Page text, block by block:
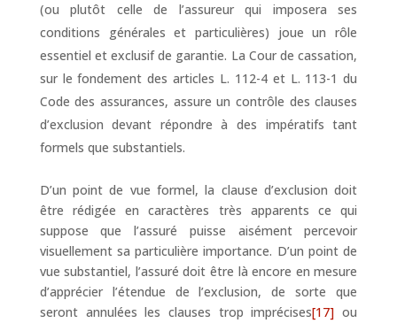
(ou plutôt celle de l’assureur qui imposera ses
conditions générales et particulières) joue un rôle
essentiel et exclusif de garantie. La Cour de cassation,
sur le fondement des articles L. 112-4 et L. 113-1 du
Code des assurances, assure un contrôle des clauses
d’exclusion devant répondre à des impératifs tant
formels que substantiels.
D’un point de vue formel, la clause d’exclusion doit
être rédigée en caractères très apparents ce qui
suppose que l’assuré puisse aisément percevoir
visuellement sa particulière importance. D’un point de
vue substantiel, l’assuré doit être là encore en mesure
d’apprécier l’étendue de l’exclusion, de sorte que
seront annulées les clauses trop imprécises[17] ou